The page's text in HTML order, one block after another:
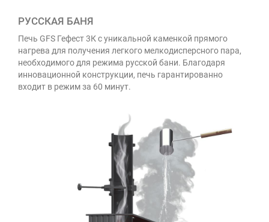
РУССКАЯ БАНЯ
Печь GFS Гефест 3К с уникальной каменкой прямого
нагрева для получения легкого мелкодисперсного пара,
необходимого для режима русской бани. Благодаря
инновационной конструкции, печь гарантированно
входит в режим за 60 минут.